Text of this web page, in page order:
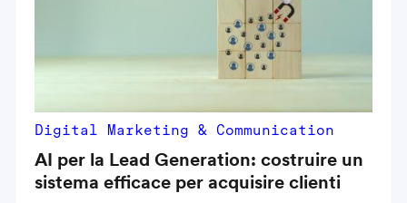
Digital Marketing & Communication
AI per la Lead Generation: costruire un
sistema efficace per acquisire clienti